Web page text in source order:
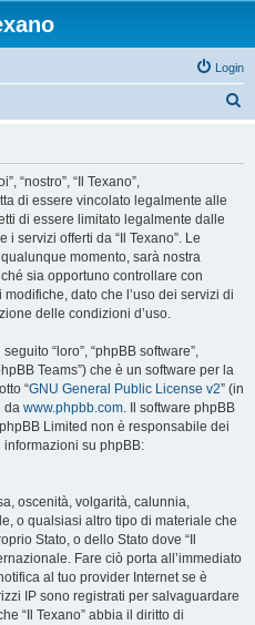
Login
“nostro”, “Il Texano”,
di essere vincolato legalmente alle
di essere limitato legalmente dalle
servizi offerti da “Il Texano”. Le
momento, sarà nostra
sia opportuno controllare con
dato che l’uso dei servizi di
delle condizioni d’uso.
“loro”, “phpBB software”,
Teams”) che è un software per la
“GNU General Public License v2” (in
da www.phpbb.com. Il software phpBB
Limited non è responsabile dei
su phpBB:
oscenità, volgarità, calunnia,
o qualsiasi altro tipo di materiale che
Stato, o dello Stato dove “Il
Fare ciò porta all’immediato
al tuo provider Internet se è
IP sono registrati per salvaguardare
“Il Texano” abbia il diritto di